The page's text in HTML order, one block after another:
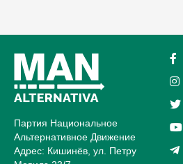
Партия Национальное
Альтернативное Движение
Адрес: Кишинёв, ул. Петру